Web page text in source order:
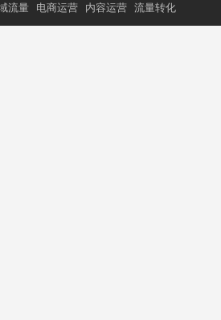
流量 电商运营 内容运营 流量转化